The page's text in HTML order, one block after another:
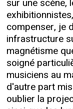
sur une scène,
compenser, je
infrastructure
magnétisme
soigné
musiciens au
d'autre part
oublier la